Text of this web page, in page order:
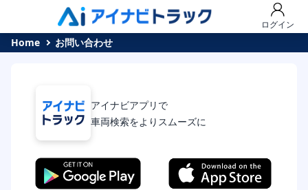
ログイン
Home お問い合わせ
アイナビアプリで
車両検索をよりスムーズに